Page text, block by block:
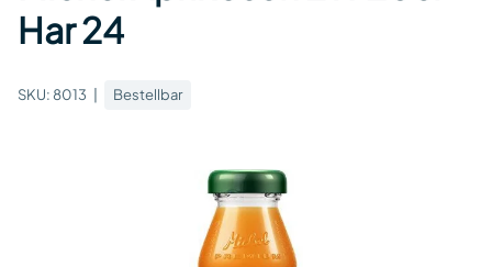
Har 24
SKU:8013 Bestellbar